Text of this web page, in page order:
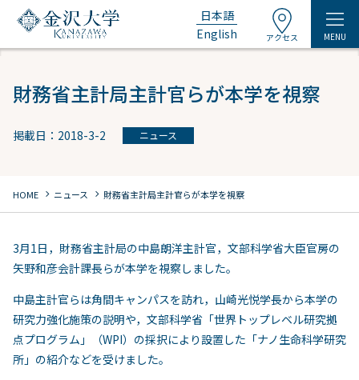
日本語
English
アクセス MENU
財務省主計局主計官らが本学を視察
掲載日：2018-3-2 ニュース
HOME chevron_right ニュース chevron_right 財務省主計局主計官らが本学を視察
3月1日，財務省主計局の中島朗洋主計官，文部科学省大臣官房の
矢野和彦会計課長らが本学を視察しました。
中島主計官らは角間キャンパスを訪れ，山崎光悦学長から本学の
研究力強化施策の説明や，文部科学省「世界トップレベル研究拠
点プログラム」（WPI）の採択により設置した「ナノ生命科学研究
所」の紹介などを受けました。